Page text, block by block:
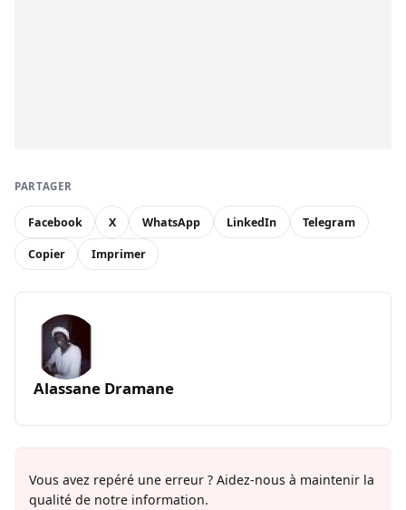
PARTAGER
Facebook X WhatsApp LinkedIn Telegram
Copier Imprimer
Alassane Dramane
Vous avez repéré une erreur ? Aidez-nous à maintenir la
qualité de notre information.